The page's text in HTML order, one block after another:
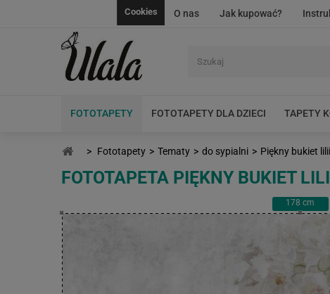
O nas Jak kupować?
Cookies
FOTOTAPETY FOTOTAPETY DLA DZIECI TAPETY
> Fototapety > Tematy > do sypialni > Piękny bukiet
FOTOTAPETA PIĘKNY BUKIET
178 cm